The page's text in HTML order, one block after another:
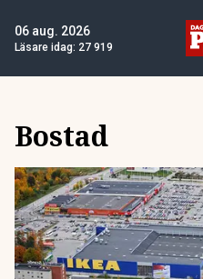
06 aug. 2026
Läsare idag: 27 919
Bostad